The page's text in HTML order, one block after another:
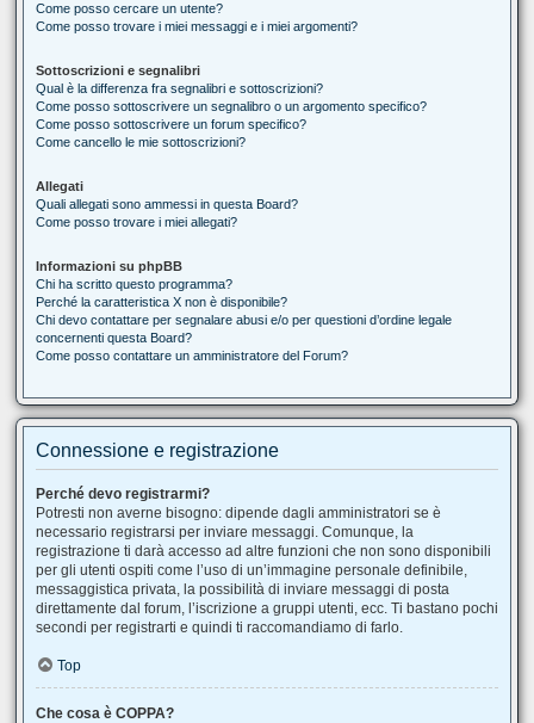
Come posso cercare un utente?
Come posso trovare i miei messaggi e i miei argomenti?
Sottoscrizioni e segnalibri
Qual è la differenza fra segnalibri e sottoscrizioni?
Come posso sottoscrivere un segnalibro o un argomento specifico?
Come posso sottoscrivere un forum specifico?
Come cancello le mie sottoscrizioni?
Allegati
Quali allegati sono ammessi in questa Board?
Come posso trovare i miei allegati?
Informazioni su phpBB
Chi ha scritto questo programma?
Perché la caratteristica X non è disponibile?
Chi devo contattare per segnalare abusi e/o per questioni d’ordine legale
concernenti questa Board?
Come posso contattare un amministratore del Forum?
Connessione e registrazione
Perché devo registrarmi?
Potresti non averne bisogno: dipende dagli amministratori se è
necessario registrarsi per inviare messaggi. Comunque, la
registrazione ti darà accesso ad altre funzioni che non sono disponibili
per gli utenti ospiti come l’uso di un’immagine personale definibile,
messaggistica privata, la possibilità di inviare messaggi di posta
direttamente dal forum, l’iscrizione a gruppi utenti, ecc. Ti bastano pochi
secondi per registrarti e quindi ti raccomandiamo di farlo.
Top
Che cosa è COPPA?